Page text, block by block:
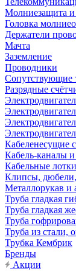
Молниезащита и
Головка
Держатели
Мачта
Заземление
Проводники
Сопутствующие
Разрядные
Кабеленесущие
Кабель-каналы и
Кабельные
Клипсы, дюбели,
Металлорукав и
Труба гладкая
Труба гладкая
Труба
Труба из стали,
Трубка Кембрик
Бренды
Акции